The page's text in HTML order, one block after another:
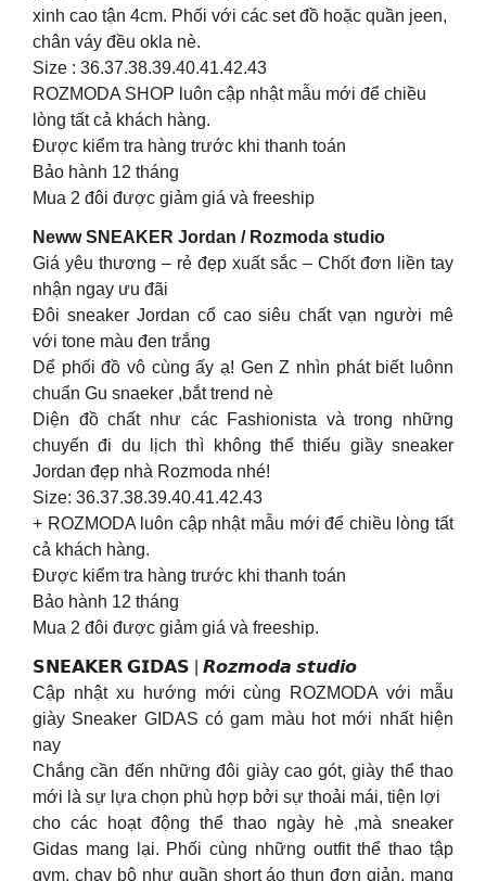
xinh cao tận 4cm. Phối với các set đồ hoặc quần jeen,
chân váy đều okla nè.
Size : 36.37.38.39.40.41.42.43
ROZMODA SHOP luôn cập nhật mẫu mới để chiều
lòng tất cả khách hàng.
Được kiểm tra hàng trước khi thanh toán
Bảo hành 12 tháng
Mua 2 đôi được giảm giá và freeship
Neww SNEAKER Jordan / Rozmoda studio
Giá yêu thương – rẻ đẹp xuất sắc – Chốt đơn liền tay
nhận ngay ưu đãi
Đôi sneaker Jordan cổ cao siêu chất vạn người mê
với tone màu đen trắng
Dể phối đồ vô cùng ấy ạ! Gen Z nhìn phát biết luônn
chuẩn Gu snaeker ,bắt trend nè
Diện đồ chất như các Fashionista và trong những
chuyến đi du lịch thì không thể thiếu giầy sneaker
Jordan đẹp nhà Rozmoda nhé!
Size: 36.37.38.39.40.41.42.43
+ ROZMODA luôn cập nhật mẫu mới để chiều lòng tất
cả khách hàng.
Được kiểm tra hàng trước khi thanh toán
Bảo hành 12 tháng
Mua 2 đôi được giảm giá và freeship.
𝗦𝗡𝗘𝗔𝗞𝗘𝗥 𝗚𝗜𝗗𝗔𝗦 | 𝙍𝙤𝙯𝙢𝙤𝙙𝙖 𝙨𝙩𝙪𝙙𝙞𝙤
Cập nhật xu hướng mới cùng ROZMODA với mẫu
giày Sneaker GIDAS có gam màu hot mới nhất hiện
nay
Chắng cần đến những đôi giày cao gót, giày thể thao
mới là sự lựa chọn phù hợp bởi sự thoải mái, tiện lợi
cho các hoạt động thể thao ngày hè ,mà sneaker
Gidas mang lại. Phối cùng những outfit thể thao tập
gym, chạy bộ như quần short áo thun đơn giản, mang